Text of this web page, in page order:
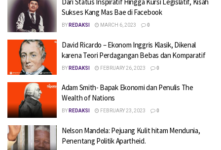
Sukses Kang Mas Bae di Facebook
BY REDAKSI MARCH 6, 2023 0
David Ricardo – Ekonom Inggris Klasik, Dikenal
karena Teori Perdagangan Bebas dan Komparatif
BY REDAKSI FEBRUARY 26, 2023 0
Adam Smith- Bapak Ekonomi dan Penulis The
Wealth of Nations
BY REDAKSI FEBRUARY 23, 2023 0
Nelson Mandela: Pejuang Kulit hitam Mendunia,
Penentang Politik Apartheid.